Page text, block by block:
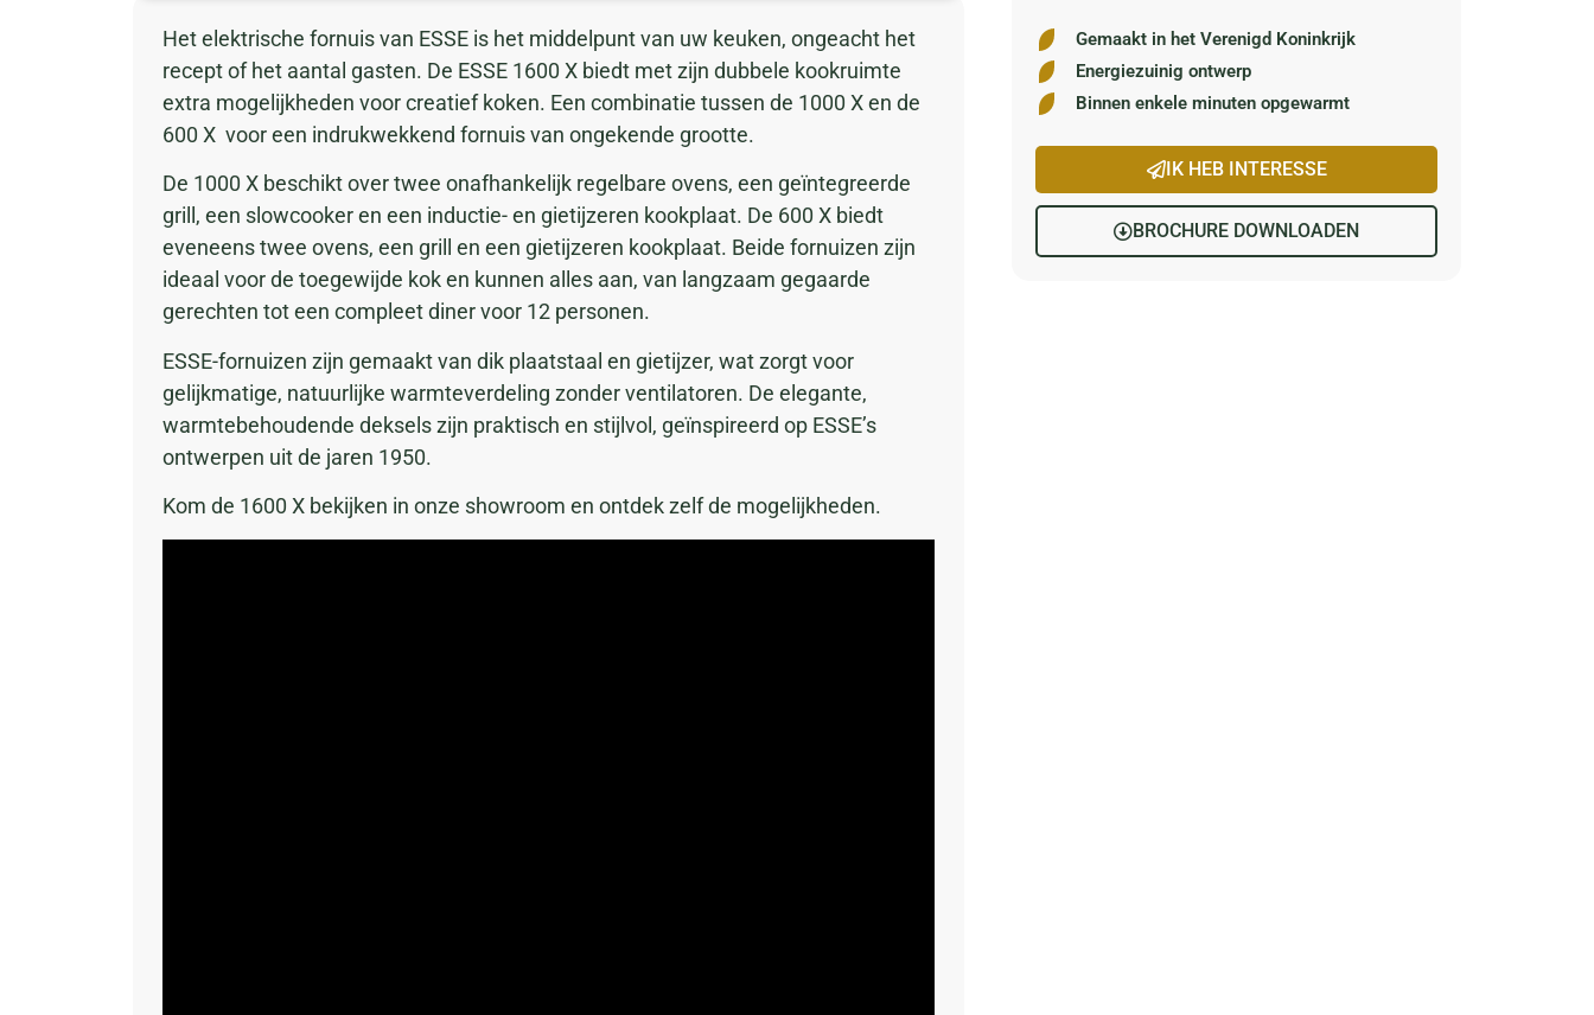
Het elektrische fornuis van ESSE is het middelpunt van uw keuken, ongeacht het
recept of het aantal gasten. De ESSE 1600 X biedt met zijn dubbele kookruimte
extra mogelijkheden voor creatief koken. Een combinatie tussen de 1000 X en de
600 X voor een indrukwekkend fornuis van ongekende grootte.
De 1000 X beschikt over twee onafhankelijk regelbare ovens, een geïntegreerde
grill, een slowcooker en een inductie- en gietijzeren kookplaat. De 600 X biedt
eveneens twee ovens, een grill en een gietijzeren kookplaat. Beide fornuizen zijn
ideaal voor de toegewijde kok en kunnen alles aan, van langzaam gegaarde
gerechten tot een compleet diner voor 12 personen.
ESSE-fornuizen zijn gemaakt van dik plaatstaal en gietijzer, wat zorgt voor
gelijkmatige, natuurlijke warmteverdeling zonder ventilatoren. De elegante,
warmtebehoudende deksels zijn praktisch en stijlvol, geïnspireerd op ESSE’s
ontwerpen uit de jaren 1950.
Kom de 1600 X bekijken in onze showroom en ontdek zelf de mogelijkheden.
Gemaakt in het Verenigd Koninkrijk
Energiezuinig ontwerp
Binnen enkele minuten opgewarmt
IK HEB INTERESSE
BROCHURE DOWNLOADEN